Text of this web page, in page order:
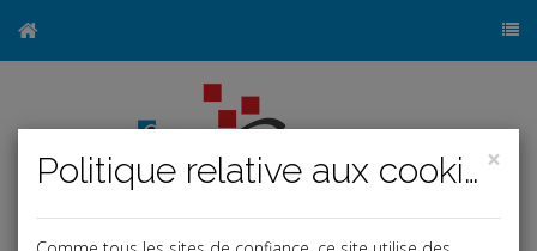
×
Politique relative aux cookies